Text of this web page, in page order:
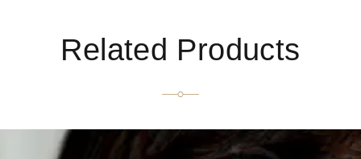
Related Products